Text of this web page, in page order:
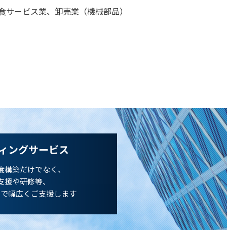
ービス業、卸売業（機械部品）
ングサービス
築だけでなく、
や研修等、
幅広くご支援します